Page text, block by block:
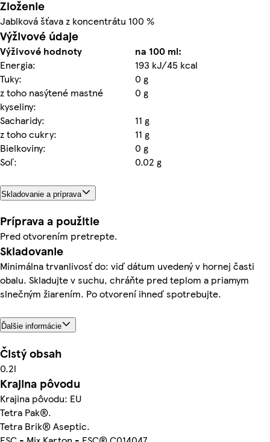
Zloženie
Jablková šťava z koncentrátu 100 %
Výživové údaje
Výživové hodnoty
na 100 ml:
Energia:
193 kJ/45 kcal
Tuky:
0 g
z toho nasýtené mastné
kyseliny:
0 g
Sacharidy:
11 g
z toho cukry:
11 g
Bielkoviny:
0 g
Soľ:
0.02 g
Skladovanie a príprava
Príprava a použitie
Pred otvorením pretrepte.
Skladovanie
Minimálna trvanlivosť do: viď dátum uvedený v hornej časti
obalu. Skladujte v suchu, chráňte pred teplom a priamym
slnečným žiarením. Po otvorení ihneď spotrebujte.
Ďalšie informácie
Čistý obsah
0.2l
Krajina pôvodu
Krajina pôvodu: EU
Tetra Pak­®.
Tetra Brik® Aseptic.